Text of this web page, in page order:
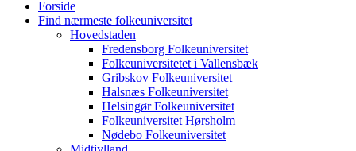
Forside
Find nærmeste folkeuniversitet
Hovedstaden
Fredensborg Folkeuniversitet
Folkeuniversitetet i Vallensbæk
Gribskov Folkeuniversitet
Halsnæs Folkeuniversitet
Helsingør Folkeuniversitet
Folkeuniversitet Hørsholm
Nødebo Folkeuniversitet